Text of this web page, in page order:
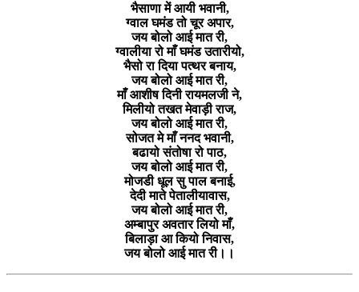
भैसाणा में आयी भवानी,
ग्वाल घमंड तो चूर अपार,
जय बोलो आई मात री,
ग्वालीया रो माँ घमंड उतारीयो,
भैसो रा दिया पत्थर बनाय,
जय बोलो आई मात री,
माँ आशीष दिनी रायमलजी ने,
मिलीयो तखत मेवाड़ी राज,
जय बोलो आई मात री,
सोजत मे माँ ननद भवानी,
बढायो संतोषा रो पाठ,
जय बोलो आई मात री,
मोजडी धूल सु पाल बनाई,
देदी माते पेतालीयावास,
जय बोलो आई मात री,
अम्बापुर अवतार लियो माँ,
बिलाड़ा आ कियो निवास,
जय बोलो आई मात री।।